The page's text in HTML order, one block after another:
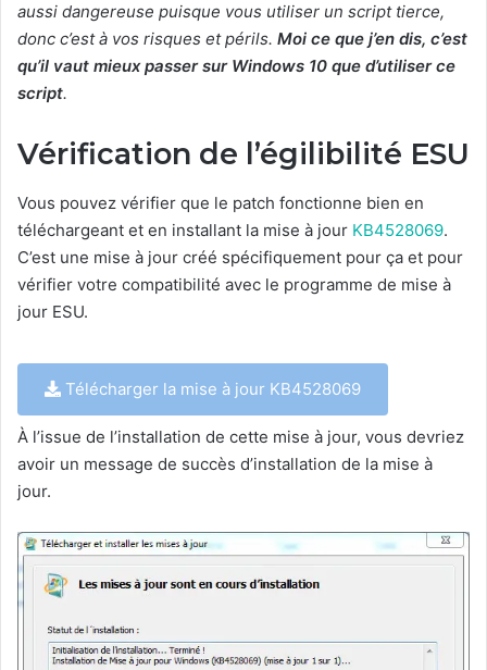
aussi dangereuse puisque vous utiliser un script tierce,
donc c’est à vos risques et périls. Moi ce que j’en dis, c’est
qu’il vaut mieux passer sur Windows 10 que d’utiliser ce
script.
Vérification de l’égilibilité ESU
Vous pouvez vérifier que le patch fonctionne bien en
téléchargeant et en installant la mise à jour KB4528069.
C’est une mise à jour créé spécifiquement pour ça et pour
vérifier votre compatibilité avec le programme de mise à
jour ESU.
Télécharger la mise à jour KB4528069
À l’issue de l’installation de cette mise à jour, vous devriez
avoir un message de succès d’installation de la mise à
jour.